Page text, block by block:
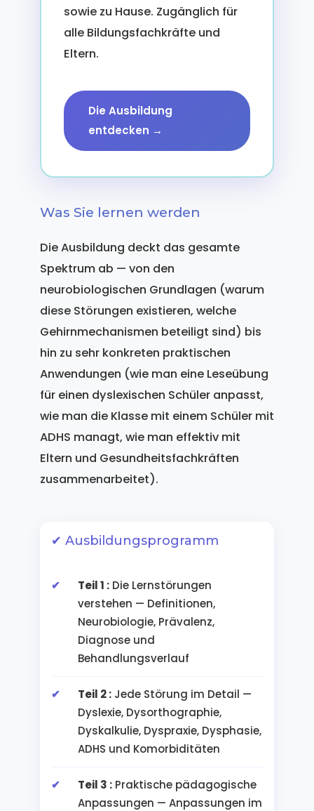
sowie zu Hause. Zugänglich für
alle Bildungsfachkräfte und
Eltern.
Die Ausbildung
entdecken →
Was Sie lernen werden
Die Ausbildung deckt das gesamte
Spektrum ab — von den
neurobiologischen Grundlagen (warum
diese Störungen existieren, welche
Gehirnmechanismen beteiligt sind) bis
hin zu sehr konkreten praktischen
Anwendungen (wie man eine Leseübung
für einen dyslexischen Schüler anpasst,
wie man die Klasse mit einem Schüler mit
ADHS managt, wie man effektiv mit
Eltern und Gesundheitsfachkräften
zusammenarbeitet).
✔ Ausbildungsprogramm
Teil 1 :Die Lernstörungen
verstehen — Definitionen,
Neurobiologie, Prävalenz,
Diagnose und
Behandlungsverlauf
Teil 2 :Jede Störung im Detail —
Dyslexie, Dysorthographie,
Dyskalkulie, Dyspraxie, Dysphasie,
ADHS und Komorbiditäten
Teil 3 :Praktische pädagogische
Anpassungen — Anpassungen im